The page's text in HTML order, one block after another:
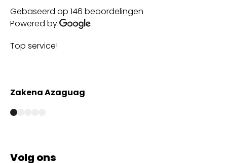
Gebaseerd op 146 beoordelingen
Powered by
Top service!
Zakena Azaguag
Volg ons